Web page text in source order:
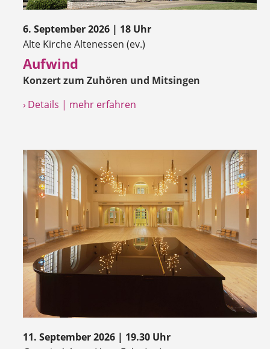
6. September 2026 | 18 Uhr
Alte Kirche Altenessen (ev.)
Aufwind
Konzert zum Zuhören und Mitsingen
› Details | mehr erfahren
11. September 2026 | 19.30 Uhr